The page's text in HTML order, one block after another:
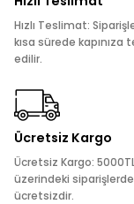
Ürün bilgilerinde
Ürün fiyatı diğer
Bu ürüne benzer
Hızlı Teslimat:
kısa sürede kapınıza
edilir.
Ücretsiz Kargo
Ücretsiz Kargo:
üzerindeki
ücretsizdir.